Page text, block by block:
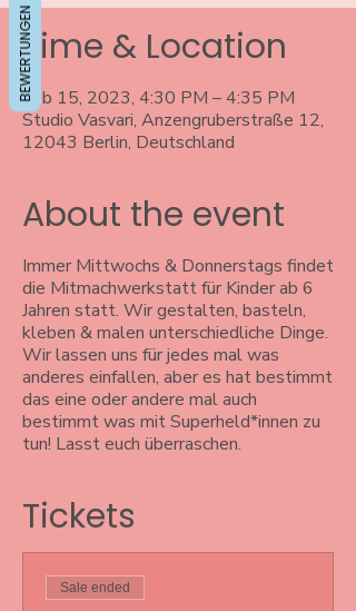
Time & Location
Feb 15, 2023, 4:30 PM – 4:35 PM
Studio Vasvari, Anzengruberstraße 12,
12043 Berlin, Deutschland
About the event
Immer Mittwochs & Donnerstags findet
die Mitmachwerkstatt für Kinder ab 6
Jahren statt. Wir gestalten, basteln,
kleben & malen unterschiedliche Dinge.
Wir lassen uns für jedes mal was
anderes einfallen, aber es hat bestimmt
das eine oder andere mal auch
bestimmt was mit Superheld*innen zu
tun! Lasst euch überraschen.
Tickets
Sale ended
BEWERTUNGEN